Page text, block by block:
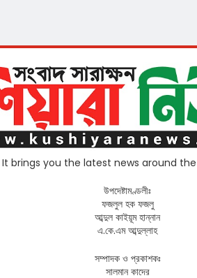
It brings you the latest news around
উপদেষ্টামণ্ডলীঃ
ফজলুল হক ফজলু
আব্দুল কাইয়ূম হান্নান
এ.কে.এম আব্দুল্লাহ
সম্পাদক ও প্রকাশকঃ
সালমান কাদের